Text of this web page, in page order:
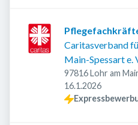
Caritasverband
Main-Spessart e.
97816 Lohr am
Veröffentlicht
16.1.2026